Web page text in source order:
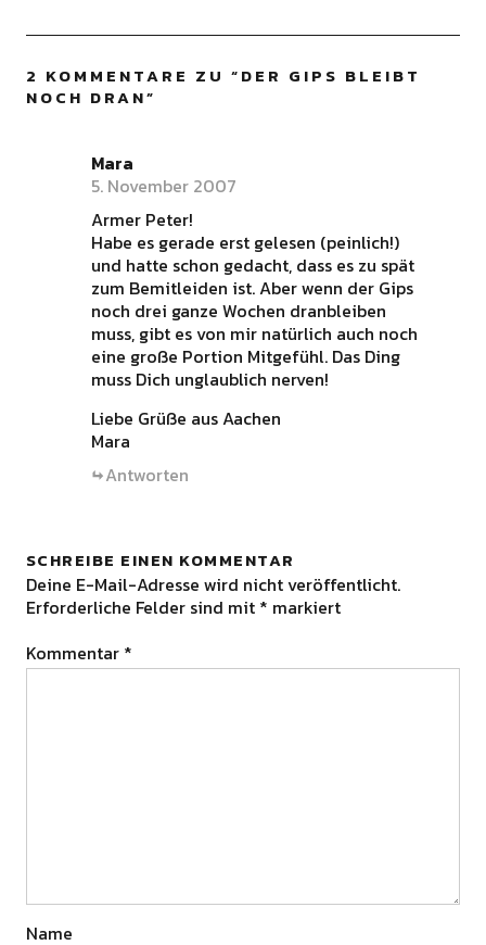
2 KOMMENTARE ZU “DER GIPS BLEIBT
NOCH DRAN”
Mara
5. November 2007
Armer Peter!
Habe es gerade erst gelesen (peinlich!)
und hatte schon gedacht, dass es zu spät
zum Bemitleiden ist. Aber wenn der Gips
noch drei ganze Wochen dranbleiben
muss, gibt es von mir natürlich auch noch
eine große Portion Mitgefühl. Das Ding
muss Dich unglaublich nerven!
Liebe Grüße aus Aachen
Mara
Antworten
SCHREIBE EINEN KOMMENTAR
Deine E-Mail-Adresse wird nicht veröffentlicht.
Erforderliche Felder sind mit * markiert
Kommentar *
Name